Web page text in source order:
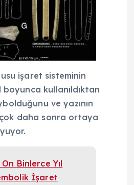
işaret sisteminin
boyunca kullanıldıktan
ve yazının
daha sonra ortaya
On Binlerce Yıl
İşaret